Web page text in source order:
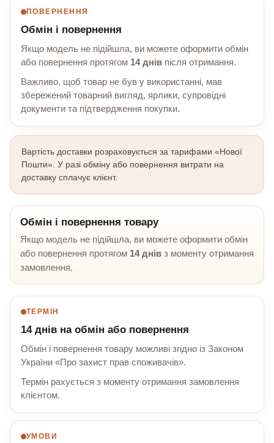
ПОВЕРНЕННЯ
Обмін і повернення
Якщо модель не підійшла, ви можете оформити обмін
або повернення протягом 14 днів після отримання.
Важливо, щоб товар не був у використанні, мав
збережений товарний вигляд, ярлики, супровідні
документи та підтвердження покупки.
Вартість доставки розраховується за тарифами «Нової
Пошти». У разі обміну або повернення витрати на
доставку сплачує клієнт.
Обмін і повернення товару
Якщо модель не підійшла, ви можете оформити обмін
або повернення протягом 14 днів з моменту отримання
замовлення.
ТЕРМІН
14 днів на обмін або повернення
Обмін і повернення товару можливі згідно із Законом
України «Про захист прав споживачів».
Термін рахується з моменту отримання замовлення
клієнтом.
УМОВИ